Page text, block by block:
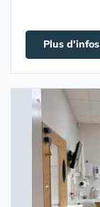
Plus d'infos